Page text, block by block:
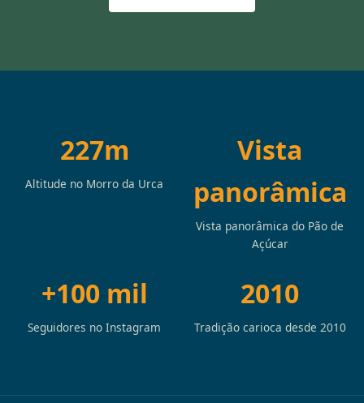
227m
Altitude no Morro da Urca
Vista
panorâmica
Vista panorâmica do Pão de
Açúcar
+100 mil
Seguidores no Instagram
2010
Tradição carioca desde 2010